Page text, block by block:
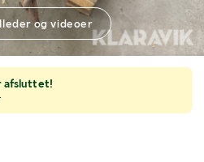
afsluttet!
og videoer